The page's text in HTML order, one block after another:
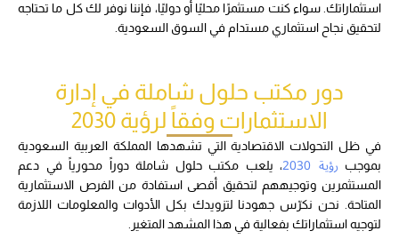
استثماراتك. سواء كنت مستثمرًا محليًا أو دوليًا، فإننا نوفر لك كل ما تحتاجه
لتحقيق نجاح استثماري مستدام في السوق السعودية.
دور مكتب حلول شاملة في إدارة
الاستثمارات وفقاً لرؤية 2030
في ظل التحولات الاقتصادية التي تشهدها المملكة العربية السعودية
بموجب رؤية 2030
، يلعب مكتب حلول شاملة دوراً محورياً في دعم
المستثمرين وتوجيههم لتحقيق أقصى استفادة من الفرص الاستثمارية
المتاحة. نحن نكرّس جهودنا لتزويدك بكل الأدوات والمعلومات اللازمة
لتوجيه استثماراتك بفعالية في هذا المشهد المتغير.